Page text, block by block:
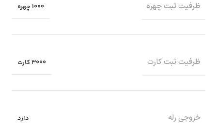
ظرفیت ثبت چهره 1000 چهره
ظرفیت ثبت کارت 3000 کارت
خروجی رله دارد